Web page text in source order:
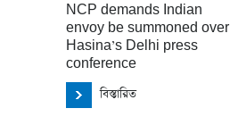
NCP demands Indian
envoy be summoned over
Hasina’s Delhi press
conference
বিস্তারিত